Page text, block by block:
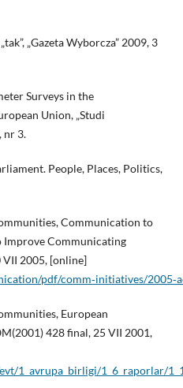
„Gazeta Wyborcza” 2009, 3
Surveys in the
Union, „Studi
nr 3.
People, Places, Politics,
Communication to
Improve Communicating
VII 2005, [online]
pdf/comm‑initiatives/
European
428 final, 25 VII 2001,
1_avrupa_birligi/1_6_raporlar/